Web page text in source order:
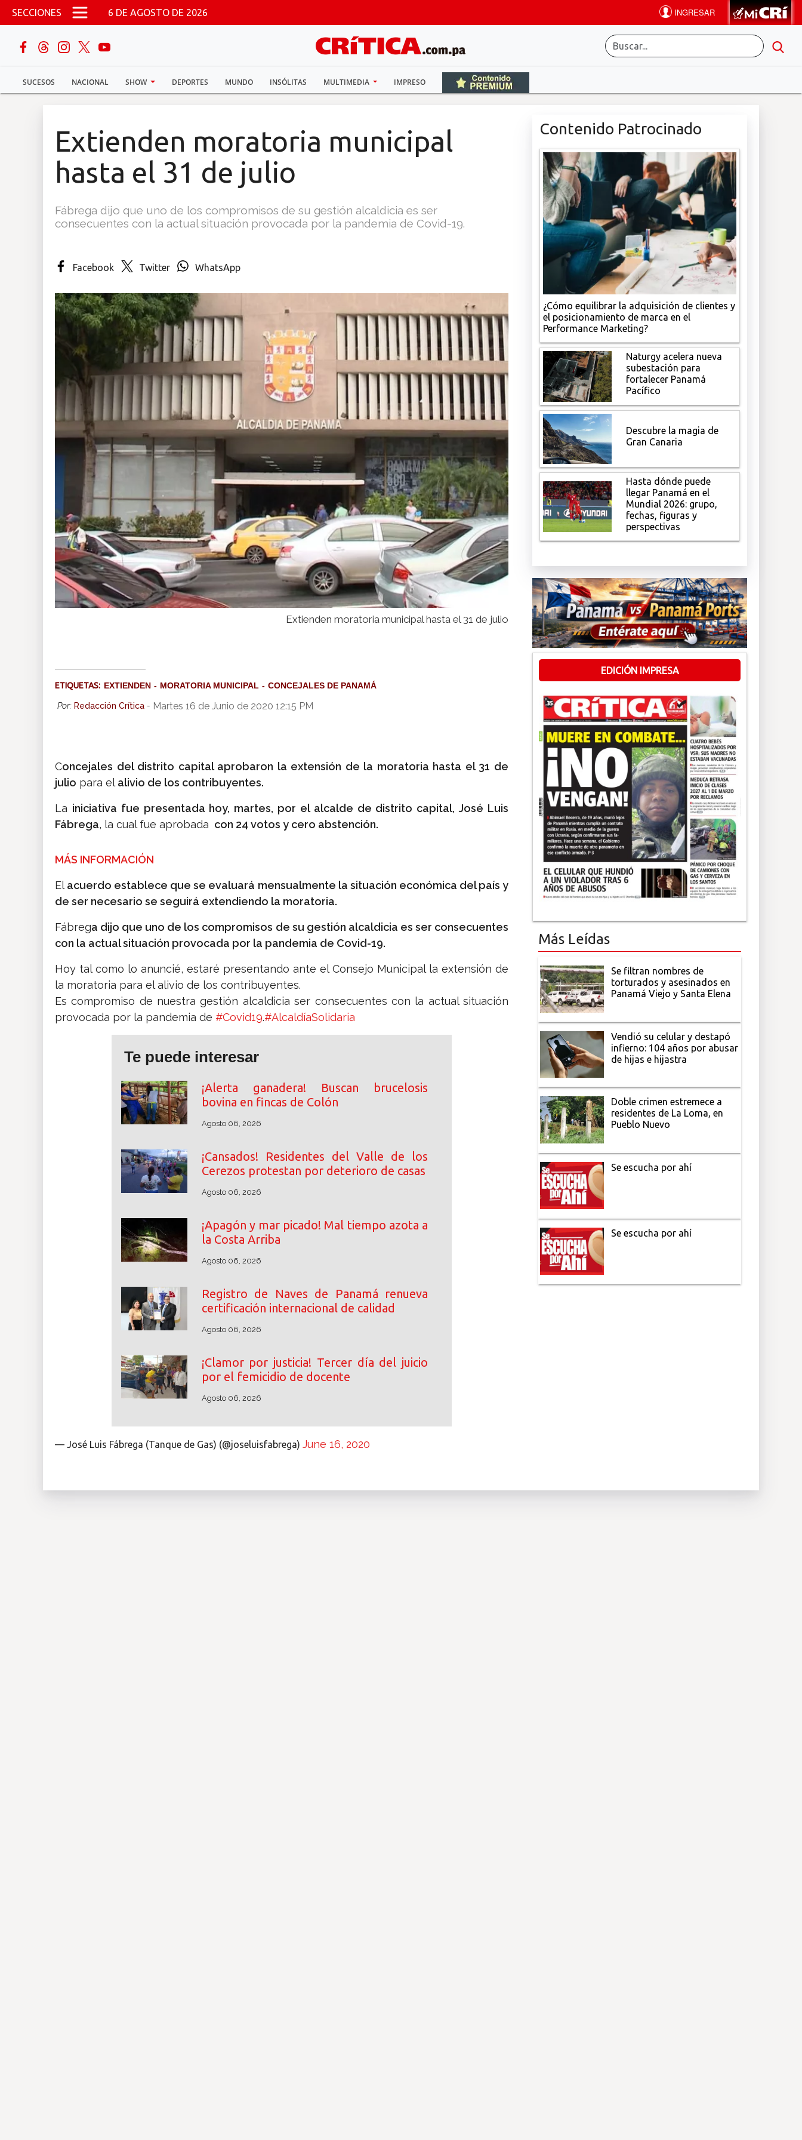
Pasar al contenido principal
SECCIONES 6 DE AGOSTO DE 2026
SUCESOS NACIONAL SHOW DEPORTES MUNDO INSÓLITAS MULTIMEDIA IMPRESO
buscar
Sucesos
Extienden moratoria municipal
hasta el 31 de julio
Fábrega dijo que uno de los compromisos de su gestión alcaldicia es ser
consecuentes con la actual situación provocada por la pandemia de Covid-19.
Facebook Twitter WhatsApp
Extienden moratoria municipal hasta el 31 de julio
ETIQUETAS: EXTIENDEN MORATORIA MUNICIPAL CONCEJALES DE PANAMÁ
Por: Redacción Crítica - Martes 16 de Junio de 2020 12:15 PM
Concejales del distrito capital aprobaron la extensión de la moratoria hasta el 31 de
julio para elalivio de los contribuyentes.
La iniciativa fue presentada hoy, martes, por el alcalde de distrito capital, José Luis
Fábrega, la cual fue aprobada con 24 votos y cero abstención.
MÁS INFORMACIÓN
Elacuerdo establece que se evaluará mensualmente la situación económica del país y
de ser necesario se seguirá extendiendo la moratoria.
Fábrega dijo que uno de los compromisos de su gestión alcaldicia es ser consecuentes
con la actual situación provocada por la pandemia de Covid-19.
Hoy tal como lo anuncié, estaré presentando ante el Consejo Municipal la extensión de
la moratoria para el alivio de los contribuyentes.
Es compromiso de nuestra gestión alcaldicia ser consecuentes con la actual situación
provocada por la pandemia de #Covid19.#AlcaldíaSolidaria
Te puede interesar
¡Alerta ganadera! Buscan brucelosis
bovina en fincas de Colón
Agosto 06, 2026
¡Cansados! Residentes del Valle de los
Cerezos protestan por deterioro de casas
Agosto 06, 2026
¡Apagón y mar picado! Mal tiempo azota a
la Costa Arriba
Agosto 06, 2026
Registro de Naves de Panamá renueva
certificación internacional de calidad
Agosto 06, 2026
¡Clamor por justicia! Tercer día del juicio
por el femicidio de docente
Agosto 06, 2026
— José Luis Fábrega (Tanque de Gas) (@joseluisfabrega) June 16, 2020
Contenido Patrocinado
¿Cómo equilibrar la adquisición de clientes y
el posicionamiento de marca en el
Performance Marketing?
Naturgy acelera nueva
subestación para
fortalecer Panamá
Pacífico
Descubre la magia de
Gran Canaria
Hasta dónde puede
llegar Panamá en el
Mundial 2026: grupo,
fechas, figuras y
perspectivas
EDICIÓN IMPRESA
Más Leídas
Se filtran nombres de
torturados y asesinados en
Panamá Viejo y Santa Elena
Vendió su celular y destapó
infierno: 104 años por abusar
de hijas e hijastra
Doble crimen estremece a
residentes de La Loma, en
Pueblo Nuevo
Se escucha por ahí
Se escucha por ahí